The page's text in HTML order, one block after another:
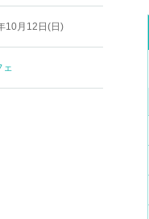
と
』
10月12日(日)
ェ